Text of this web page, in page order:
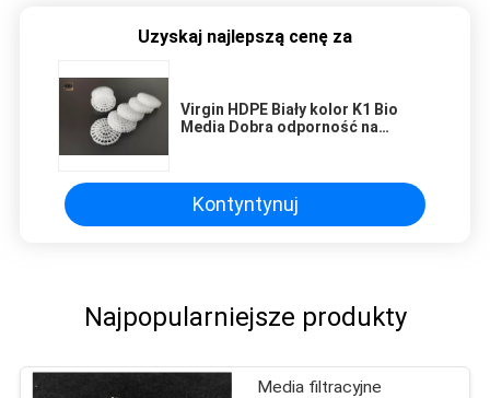
Uzyskaj najlepszą cenę za
Virgin HDPE Biały kolor K1 Bio
Media Dobra odporność na
Kontyntynuj
Najpopularniejsze produkty
Media filtracyjne